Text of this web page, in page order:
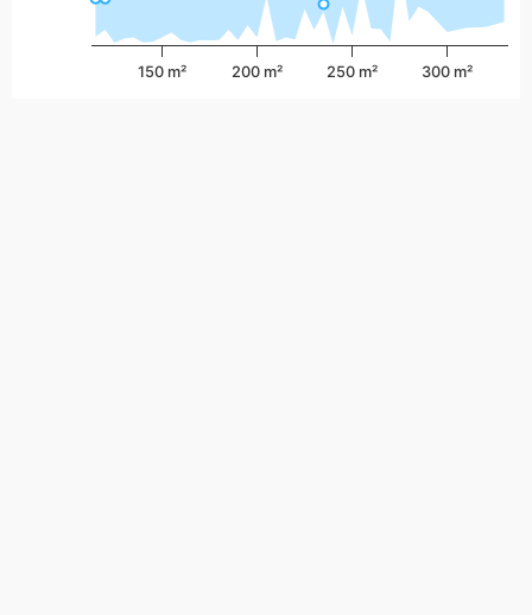
150 m² 200 m² 250 m² 300 m²